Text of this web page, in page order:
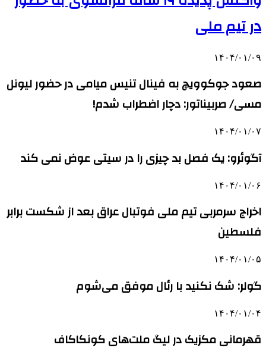
در تیم ملی
۱۴۰۴/۰۱/۰۹
صعود جوکوویچ به فینال تنیس میامی در حضور لیونل
مسی/ صربیناتور: دچار اضطراب شدم!
۱۴۰۴/۰۱/۰۷
آگوئرو: یک فصل بد چیزی را در سیتی عوض نمی کند
۱۴۰۴/۰۱/۰۶
اخراج سرمربی تیم ملی فوتبال عراق بعد از شکست برابر
فلسطین
۱۴۰۴/۰۱/۰۵
گولر: شک نکنید با رئال موفق می‌شوم
۱۴۰۴/۰۱/۰۴
قهرمانی مکزیک در لیگ ملت‌های کونکاکاف